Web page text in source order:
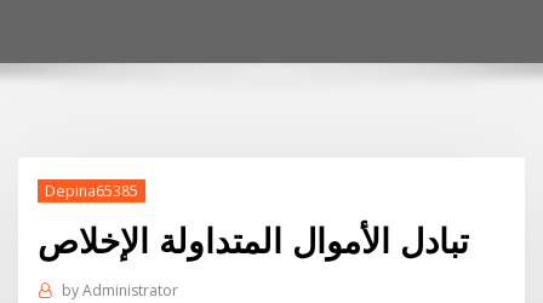
Depina65385
تبادل الأموال المتداولة الإخلاص
byAdministrator